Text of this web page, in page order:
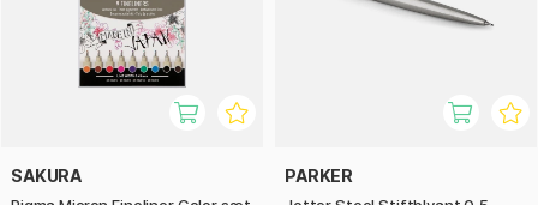
SAKURA PARKER